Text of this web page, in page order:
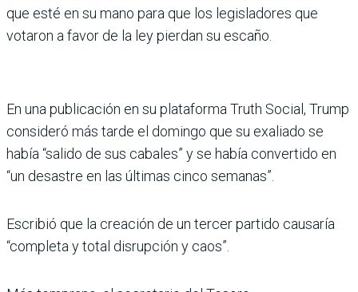
que esté en su mano para que los legisladores que
votaron a favor de la ley pierdan su escaño.
En una publicación en su plataforma Truth Social, Trump
consideró más tarde el domingo que su exaliado se
había “salido de sus cabales” y se había convertido en
“un desastre en las últimas cinco semanas”.
Escribió que la creación de un tercer partido causaría
“completa y total disrupción y caos”.